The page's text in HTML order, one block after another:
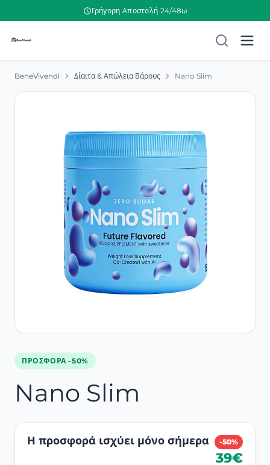
Γρήγορη Αποστολή 24/48ω
BeneVivendi Δίαιτα & Απώλεια Βάρους Nano Slim
ΠΡΟΣΦΟΡΆ -50%
Nano Slim
Η προσφορά ισχύει μόνο σήμερα -50%
39€